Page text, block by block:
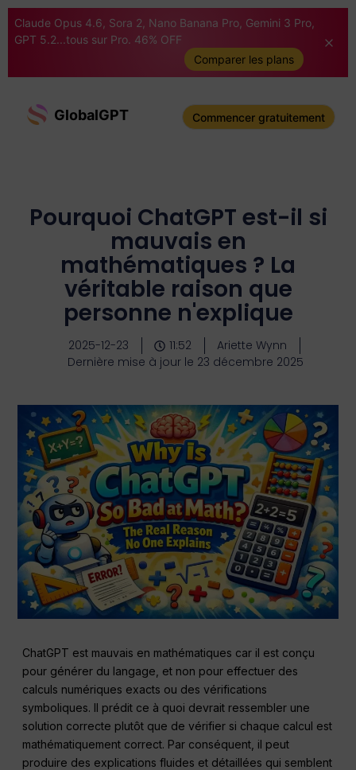
Claude Opus 4.6, Sora 2, Nano Banana Pro, Gemini 3 Pro,
GPT 5.2...tous sur Pro. 46% OFF
Comparer les plans
GlobalGPT Commencer gratuitement
Pourquoi ChatGPT est-il si
mauvais en
mathématiques ? La
véritable raison que
personne n'explique
2025-12-23 11:52
Ariette Wynn
Dernière mise à jour le 23 décembre 2025
ChatGPT est mauvais en mathématiques car il est conçu
pour générer du langage, et non pour effectuer des
calculs numériques exacts ou des vérifications
symboliques. Il prédit ce à quoi devrait ressembler une
solution correcte plutôt que de vérifier si chaque calcul est
mathématiquement correct. Par conséquent, il peut
produire des explications fluides et détaillées qui semblent